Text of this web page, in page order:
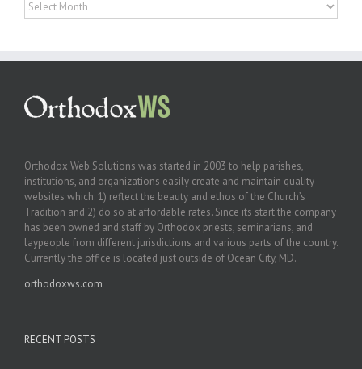
Orthodox Web Solutions was started in 2003 to help parishes,
institutions, and organizations easily create and maintain quality
websites which: 1) reflect the beauty and ethos of the Church’s
Tradition and 2) do so at affordable rates. Since its start the company
has been owned and staff by Orthodox priests, seminarians, and
laypeople from different jurisdictions and various parts of the country.
Currently the office is located just outside of Ocean City, MD.
orthodoxws.com
RECENT POSTS